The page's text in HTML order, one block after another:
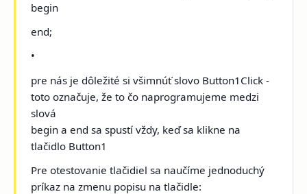
begin
end;
•
pre nás je dôležité si všimnúť slovo Button1Click ­
toto označuje, že to čo naprogramujeme medzi
slová
begin a end sa spustí vždy, keď sa klikne na
tlačidlo Button1
Pre otestovanie tlačidiel sa naučíme jednoduchý
príkaz na zmenu popisu na tlačidle: